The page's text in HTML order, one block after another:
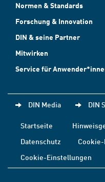
Normen & Standards
Forschung & Innovation
DIN & seine Partner
Mitwirken
Service für
DIN Media DIN
Startseite
Datenschutz
Cookie-Einstellungen